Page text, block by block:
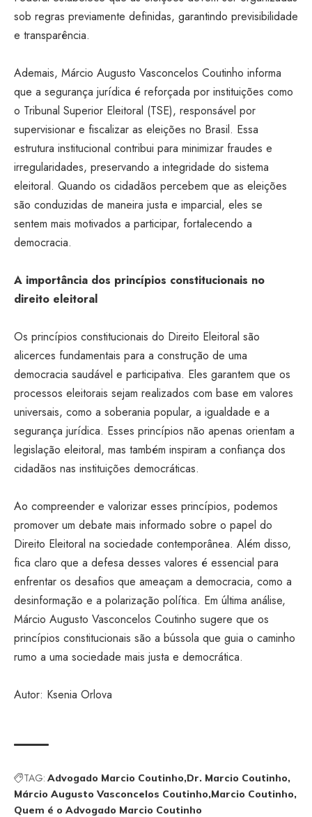
sob regras previamente definidas, garantindo previsibilidade
e transparência.
Ademais, Márcio Augusto Vasconcelos Coutinho informa
que a segurança jurídica é reforçada por instituições como
o Tribunal Superior Eleitoral (TSE), responsável por
supervisionar e fiscalizar as eleições no Brasil. Essa
estrutura institucional contribui para minimizar fraudes e
irregularidades, preservando a integridade do sistema
eleitoral. Quando os cidadãos percebem que as eleições
são conduzidas de maneira justa e imparcial, eles se
sentem mais motivados a participar, fortalecendo a
democracia.
A importância dos princípios constitucionais no
direito eleitoral
Os princípios constitucionais do Direito Eleitoral são
alicerces fundamentais para a construção de uma
democracia saudável e participativa. Eles garantem que os
processos eleitorais sejam realizados com base em valores
universais, como a soberania popular, a igualdade e a
segurança jurídica. Esses princípios não apenas orientam a
legislação eleitoral, mas também inspiram a confiança dos
cidadãos nas instituições democráticas.
Ao compreender e valorizar esses princípios, podemos
promover um debate mais informado sobre o papel do
Direito Eleitoral na sociedade contemporânea. Além disso,
fica claro que a defesa desses valores é essencial para
enfrentar os desafios que ameaçam a democracia, como a
desinformação e a polarização política. Em última análise,
Márcio Augusto Vasconcelos Coutinho sugere que os
princípios constitucionais são a bússola que guia o caminho
rumo a uma sociedade mais justa e democrática.
Autor: Ksenia Orlova
TAG: Advogado Marcio Coutinho Dr. Marcio Coutinho
Márcio Augusto Vasconcelos Coutinho Marcio Coutinho
Quem é o Advogado Marcio Coutinho